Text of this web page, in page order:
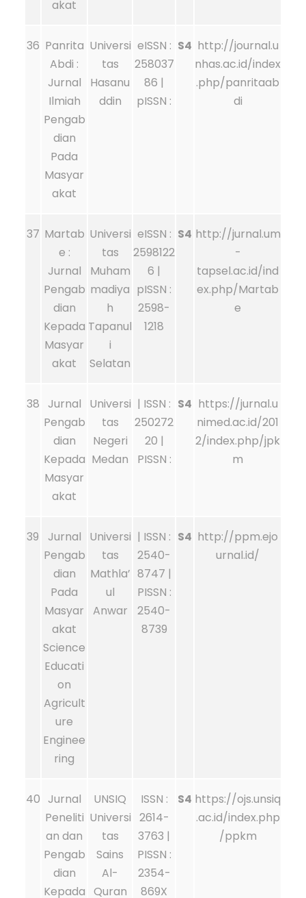
akat
36 Panrita
Abdi :
Jurnal
Ilmiah
Pengab
dian
Pada
Masyar
akat
Universi
tas
Hasanu
ddin
eISSN :
258037
86 |
pISSN :
S4 http://journal.u
nhas.ac.id/index
.php/panritaab
di
37 Martab
e :
Jurnal
Pengab
dian
Kepada
Masyar
akat
Universi
tas
Muham
madiya
h
Tapanul
i
Selatan
eISSN :
2598122
6 |
pISSN :
2598-
1218
S4 http://jurnal.um
-
tapsel.ac.id/ind
ex.php/Martab
e
38 Jurnal
Pengab
dian
Kepada
Masyar
akat
Universi
tas
Negeri
Medan
| ISSN :
250272
20 |
PISSN :
S4 https://jurnal.u
nimed.ac.id/201
2/index.php/jpk
m
39
Jurnal
Pengab
dian
Pada
Masyar
akat
Science
Educati
on
Agricult
ure
Enginee
ring
Universi
tas
Mathla’
ul
Anwar
| ISSN :
2540-
8747 |
PISSN :
2540-
8739
S4 http://ppm.ejo
urnal.id/
40 Jurnal
Peneliti
an dan
Pengab
dian
Kepada
UNSIQ
Universi
tas
Sains
Al-
Quran
ISSN :
2614-
3763 |
PISSN :
2354-
869X
S4 https://ojs.unsiq
.ac.id/index.php
/ppkm